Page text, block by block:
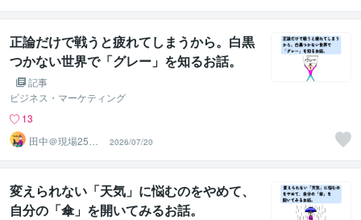
正論だけで戦うと疲れてしまうから。白黒
つかない世界で「グレー」を知るお話。
記事
ビジネス・マーケティング
13
田中＠現場25年
の伴走ディレク
ター
2026/07/20
変えられない「天気」に悩むのをやめて、
自分の「傘」を開いてみるお話。